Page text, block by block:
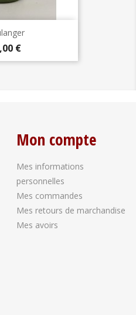
€
Mon compte
Mes informations
personnelles
Mes commandes
Mes retours de marchandise
Mes avoirs